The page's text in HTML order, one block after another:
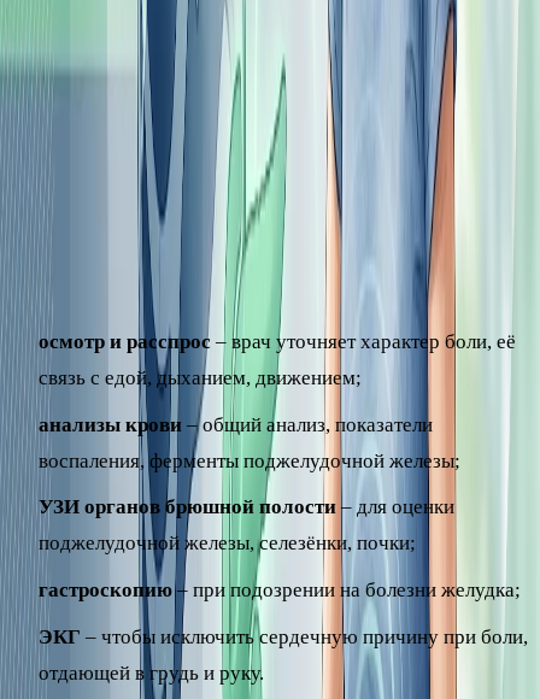
Когда и как обследуют боль в левом
подреберье
Поскольку причин много, врач обычно назначает
обследование, чтобы понять источник боли. Это может
осмотр и расспрос – врач уточняет характер боли, её
связь с едой, дыханием, движением;
анализы крови – общий анализ, показатели
воспаления, ферменты поджелудочной железы;
УЗИ органов брюшной полости – для оценки
поджелудочной железы, селезёнки, почки;
гастроскопию– при подозрении на болезни желудка;
ЭКГ – чтобы исключить сердечную причину при боли,
отдающей в грудь и руку.